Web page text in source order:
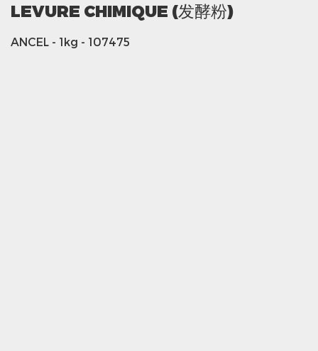
LEVURE CHIMIQUE (发酵粉)
ANCEL - 1kg - 107475